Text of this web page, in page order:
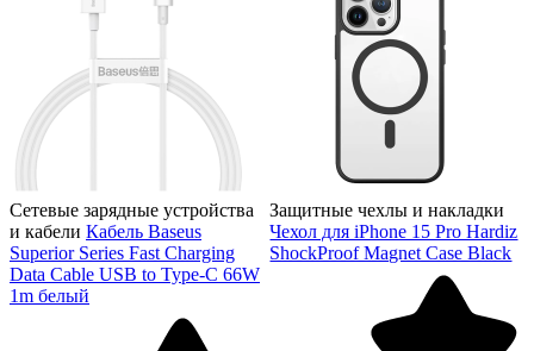
Сетевые зарядные устройства
и кабели Кабель Baseus
Superior Series Fast Charging
Data Cable USB to Type-C 66W
1m белый
Защитные чехлы и накладки
Чехол для iPhone 15 Pro Hardiz
ShockProof Magnet Case Black